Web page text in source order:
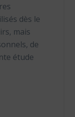
dès le
mais
de
étude